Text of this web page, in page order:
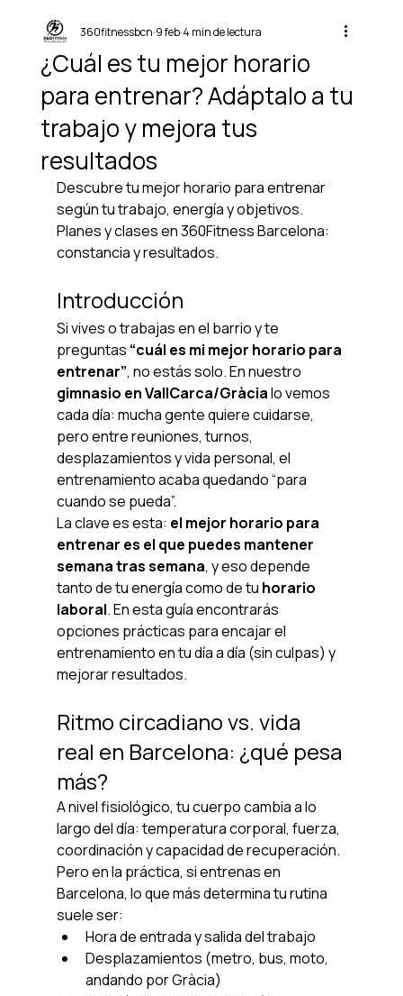
¿Cuál es tu mejor horario
para entrenar? Adáptalo a tu
trabajo y mejora tus
resultados
360fitnessbcn 9 feb 4 min de lectura
Descubre tu mejor horario para entrenar
según tu trabajo, energía y objetivos.
Planes y clases en 360Fitness Barcelona:
constancia y resultados.
Introducción
Si vives o trabajas en el barrio y te
preguntas “cuál es mi mejor horario para
entrenar”, no estás solo. En nuestro
gimnasio en VallCarca/Gràcia lo vemos
cada día: mucha gente quiere cuidarse,
pero entre reuniones, turnos,
desplazamientos y vida personal, el
entrenamiento acaba quedando “para
cuando se pueda”.
La clave es esta: el mejor horario para
entrenar es el que puedes mantener
semana tras semana, y eso depende
tanto de tu energía como de tu horario
laboral. En esta guía encontrarás
opciones prácticas para encajar el
entrenamiento en tu día a día (sin culpas) y
mejorar resultados.
Ritmo circadiano vs. vida
real en Barcelona: ¿qué pesa
más?
A nivel fisiológico, tu cuerpo cambia a lo
largo del día: temperatura corporal, fuerza,
coordinación y capacidad de recuperación.
Pero en la práctica, si entrenas en
Barcelona, lo que más determina tu rutina
suele ser:
Hora de entrada y salida del trabajo
Desplazamientos (metro, bus, moto,
andando por Gràcia)